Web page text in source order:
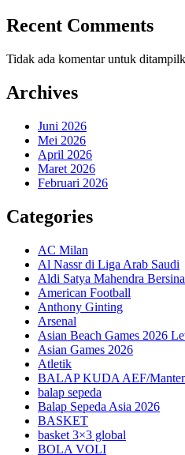
Recent Comments
Tidak ada komentar untuk
Archives
Juni 2026
Mei 2026
April 2026
Maret 2026
Februari 2026
Categories
AC Milan
Al Nassr di Liga Arab Saudi
Aldi Satya Mahendra
American Football
Anthony Ginting
Arsenal
Asian Beach Games 2026
Asian Games 2026
Atletik
BALAP KUDA AEF/
balap sepeda
Balap Sepeda Asia 2026
BASKET
basket 3×3 global
BOLA VOLI